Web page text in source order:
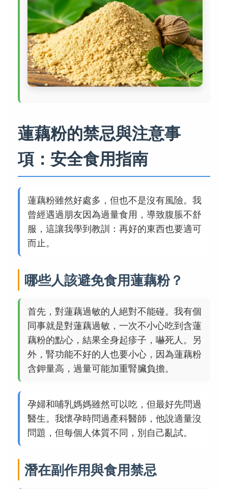
蓮藕粉的禁忌與注意事
項：安全食用指南
蓮藕粉雖然好處多，但也不是沒有風險。我
曾經遇過朋友因為過量食用，導致腹脹不舒
服，這讓我學到教訓：再好的東西也要適可
而止。
哪些人該避免食用蓮藕粉？
首先，對蓮藕過敏的人絕對不能碰。我有個
同事就是對蓮藕過敏，一次不小心吃到含蓮
藕粉的點心，結果全身起疹子，嚇死人。另
外，腎功能不好的人也要小心，因為蓮藕粉
含鉀量高，過量可能加重腎臟負擔。
孕婦和哺乳媽媽雖然可以吃，但最好先問過
醫生。我懷孕時問過產科醫師，他說適量沒
問題，但每個人体質不同，別自己亂試。
潛在副作用與食用禁忌